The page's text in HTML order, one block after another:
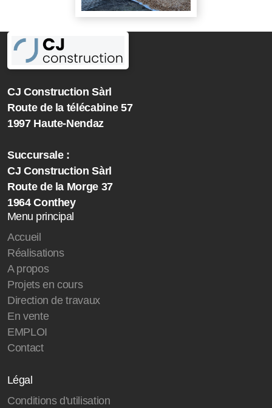
CJ Construction Sàrl
Route de la télécabine 57
1997 Haute-Nendaz
Succursale :
CJ Construction Sàrl
Route de la Morge 37
1964 Conthey
Menu principal
Accueil
Réalisations
A propos
Projets en cours
Direction de travaux
En vente
EMPLOI
Contact
Légal
Conditions d'utilisation